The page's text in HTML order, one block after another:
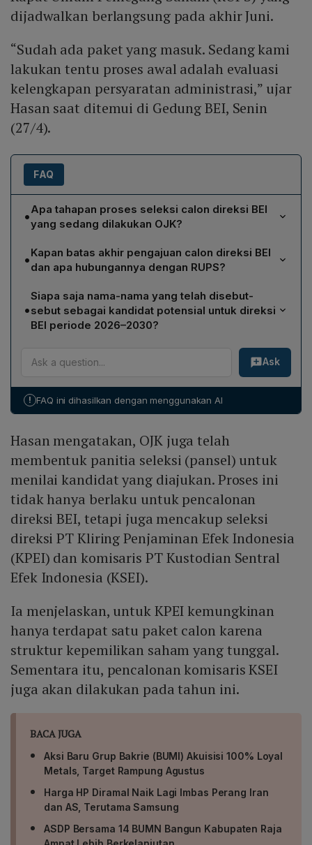
dijadwalkan berlangsung pada akhir Juni.
“Sudah ada paket yang masuk. Sedang kami
lakukan tentu proses awal adalah evaluasi
kelengkapan persyaratan administrasi,” ujar
Hasan saat ditemui di Gedung BEI, Senin
(27/4).
FAQ
•Apa tahapan proses seleksi calon direksi BEI
yang sedang dilakukan OJK?
Tahapan awal adalah verifikasi administrasi seluruh
kandidat untuk memastikan kelengkapan persyaratan.
Setelah lolos verifikasi, proses berlanjut ke penilaian
kemampuan dan kompetensi pada panitia seleksi
(pansel) yang telah dibentuk OJK. Hasil akhir baru akan
diumumkan setelah batas akhir pengajuan, yaitu 4 Mei
•Kapan batas akhir pengajuan calon direksi BEI
dan apa hubungannya dengan RUPS?
Batas akhir pengajuan calon direksi BEI ditetapkan
pada 4 Mei 2026. Batas waktu ini penting karena
setelah proses verifikasi administrasi selesai, hasil
seleksi akan disampaikan menjelang Rapat Umum
Pemegang Saham (RUPS) yang dijadwalkan akhir Juni
2026, dimana keputusan akhir mengenai direksi akan
•
Siapa saja nama-nama yang telah disebut-
sebut sebagai kandidat potensial untuk direksi
BEI periode 2026–2030?
Beberapa nama yang muncul antara lain mantan
Direktur Investasi BPJS Ketenagakerjaan Edwin Ridwan,
Laksono Widodo (mantan Direktur Utama PT BRI
Danareksa Sekuritas Fifi Virgantria, Penjabat Sementara
serta Presiden Direktur Mandiri Sekuritas Oki
Ramadhana. Selain itu, Wuddy Warsono dari BPI Daya
Anagata Nusantara juga tercatat dalam paket kandidat.
Ask
! FAQ ini dihasilkan dengan menggunakan AI
Hasan mengatakan, OJK juga telah
membentuk panitia seleksi (pansel) untuk
menilai kandidat yang diajukan. Proses ini
tidak hanya berlaku untuk pencalonan
direksi BEI, tetapi juga mencakup seleksi
direksi PT Kliring Penjaminan Efek Indonesia
(KPEI) dan komisaris PT Kustodian Sentral
Efek Indonesia (KSEI).
Ia menjelaskan, untuk KPEI kemungkinan
hanya terdapat satu paket calon karena
struktur kepemilikan saham yang tunggal.
Sementara itu, pencalonan komisaris KSEI
juga akan dilakukan pada tahun ini.
BACA JUGA
Aksi Baru Grup Bakrie (BUMI) Akuisisi 100% Loyal
Metals, Target Rampung Agustus
Harga HP Diramal Naik Lagi Imbas Perang Iran
dan AS, Terutama Samsung
ASDP Bersama 14 BUMN Bangun Kabupaten Raja